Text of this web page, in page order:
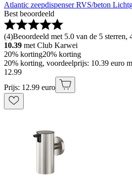
Atlantic zeepdispenser RVS/beton
Best beoordeeld
(4)Beoordeeld met 5.0 van de 5 sterren,
10.39 met Club Karwei
20% korting20% korting
20% korting, voordeelprijs: 10.39 euro
12.99
Prijs: 12.99 euro